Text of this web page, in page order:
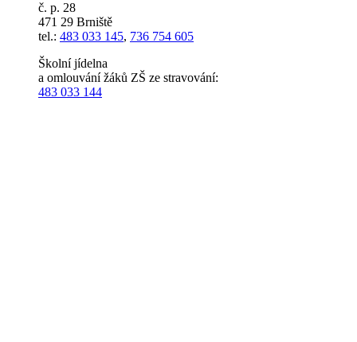
č. p. 28
471 29 Brniště
tel.: 483 033 145, 736 754 605
Školní jídelna
a omlouvání žáků ZŠ ze stravování:
483 033 144